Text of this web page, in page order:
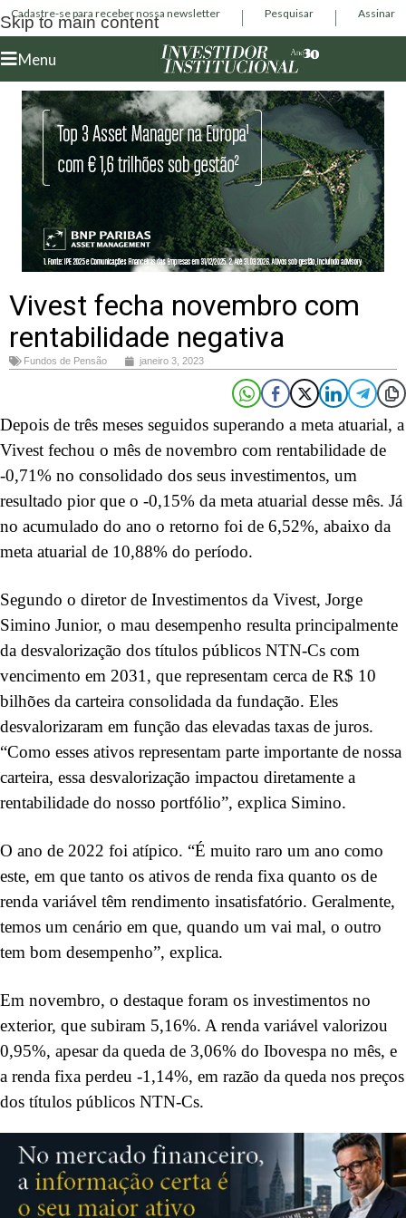
Skip to main content
Cadastre-se para receber nossa newsletter Pesquisar Assinar
Menu
Vivest fecha novembro com
rentabilidade negativa
Fundos de Pensão janeiro 3, 2023
Depois de três meses seguidos superando a meta atuarial, a
Vivest fechou o mês de novembro com rentabilidade de
-0,71% no consolidado dos seus investimentos, um
resultado pior que o -0,15% da meta atuarial desse mês. Já
no acumulado do ano o retorno foi de 6,52%, abaixo da
meta atuarial de 10,88% do período.
Segundo o diretor de Investimentos da Vivest, Jorge
Simino Junior, o mau desempenho resulta principalmente
da desvalorização dos títulos públicos NTN-Cs com
vencimento em 2031, que representam cerca de R$ 10
bilhões da carteira consolidada da fundação. Eles
desvalorizaram em função das elevadas taxas de juros.
“Como esses ativos representam parte importante de nossa
carteira, essa desvalorização impactou diretamente a
rentabilidade do nosso portfólio”, explica Simino.
O ano de 2022 foi atípico. “É muito raro um ano como
este, em que tanto os ativos de renda fixa quanto os de
renda variável têm rendimento insatisfatório. Geralmente,
temos um cenário em que, quando um vai mal, o outro
tem bom desempenho”, explica.
Em novembro, o destaque foram os investimentos no
exterior, que subiram 5,16%. A renda variável valorizou
0,95%, apesar da queda de 3,06% do Ibovespa no mês, e
a renda fixa perdeu -1,14%, em razão da queda nos preços
dos títulos públicos NTN-Cs.